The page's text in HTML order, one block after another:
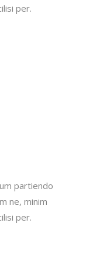
per.
partiendo
ne, minim
per.